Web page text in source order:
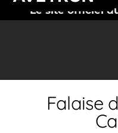
Le site officiel
Falaise